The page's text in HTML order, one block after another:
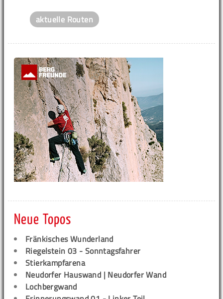
aktuelle Routen
Neue Topos
Fränkisches Wunderland
Riegelstein 03 - Sonntagsfahrer
Stierkampfarena
Neudorfer Hauswand | Neudorfer Wand
Lochbergwand